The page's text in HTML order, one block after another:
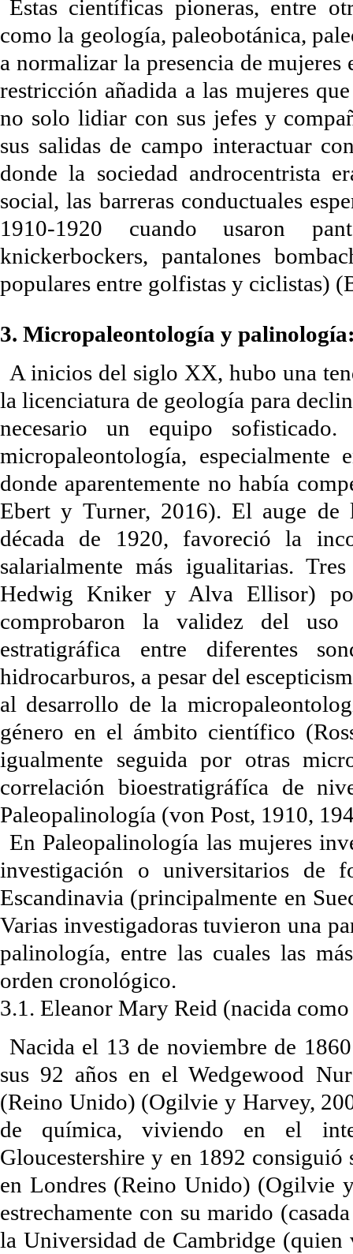
Estas científicas pioneras, entre
como la geología, paleobotánica,
a normalizar la presencia de
restricción añadida a las mujeres
no solo lidiar con sus jefes y
sus salidas de campo interactuar
donde la sociedad androcentrista
social, las barreras conductuales
1910-1920 cuando usaron
knickerbockers, pantalones
populares entre golfistas y ciclistas)
3. Micropaleontología y
A inicios del siglo XX, hubo una
la licenciatura de geología para
necesario un equipo sofisticado.
micropaleontología,
donde aparentemente no había
Ebert y Turner, 2016). El auge
década de 1920, favoreció la
salarialmente más igualitarias.
Hedwig Kniker y Alva Ellisor)
comprobaron la validez del
estratigráfica entre diferentes
hidrocarburos, a pesar del
al desarrollo de la
género en el ámbito científico
igualmente seguida por otras
correlación bioestratigráfíca de
Paleopalinología (von Post, 1910,
En Paleopalinología las mujeres
investigación o universitarios de
Escandinavia (principalmente en
Varias investigadoras tuvieron una
palinología, entre las cuales las
orden cronológico.
3.1. Eleanor Mary Reid (nacida
Nacida el 13 de noviembre de
sus 92 años en el Wedgewood
(Reino Unido) (Ogilvie y Harvey,
de química, viviendo en el
Gloucestershire y en 1892
en Londres (Reino Unido) (Ogilvie
estrechamente con su marido
la Universidad de Cambridge